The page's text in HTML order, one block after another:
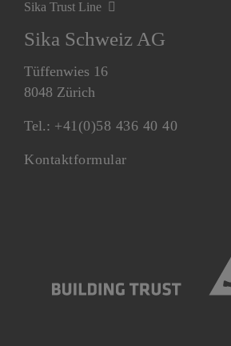
Sika Trust Line
Sika Schweiz AG
Tüffenwies 16
8048 Zürich
Tel.: +41(0)58 436 40 40
Kontaktformular